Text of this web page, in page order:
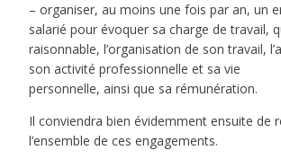
– organiser, au moins une fois par an, un
salarié pour évoquer sa charge de travail,
raisonnable, l’organisation de son travail,
son activité professionnelle et sa vie
personnelle, ainsi que sa rémunération.
Il conviendra bien évidemment ensuite de
l’ensemble de ces engagements.